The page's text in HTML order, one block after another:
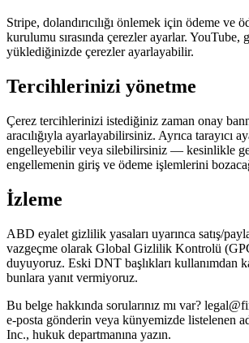
Stripe, dolandırıcılığı önlemek için ödeme ve
kurulumu sırasında çerezler ayarlar.
yüklediğinizde çerezler ayarlayabilir.
Tercihlerinizi yönetme
Çerez tercihlerinizi istediğiniz zaman onay
aracılığıyla ayarlayabilirsiniz. Ayrıca tarayıcı
engelleyebilir veya silebilirsiniz — kesinlikle
engellemenin giriş ve ödeme işlemlerini
İzleme
ABD eyalet gizlilik yasaları uyarınca satış/
vazgeçme olarak Global Gizlilik Kontrolü
duyuyoruz. Eski DNT başlıkları kullanımdan
bunlara yanıt vermiyoruz.
Bu belge hakkında sorularınız mı var?
e-posta gönderin veya künyemizde listelenen
Inc., hukuk departmanına yazın.